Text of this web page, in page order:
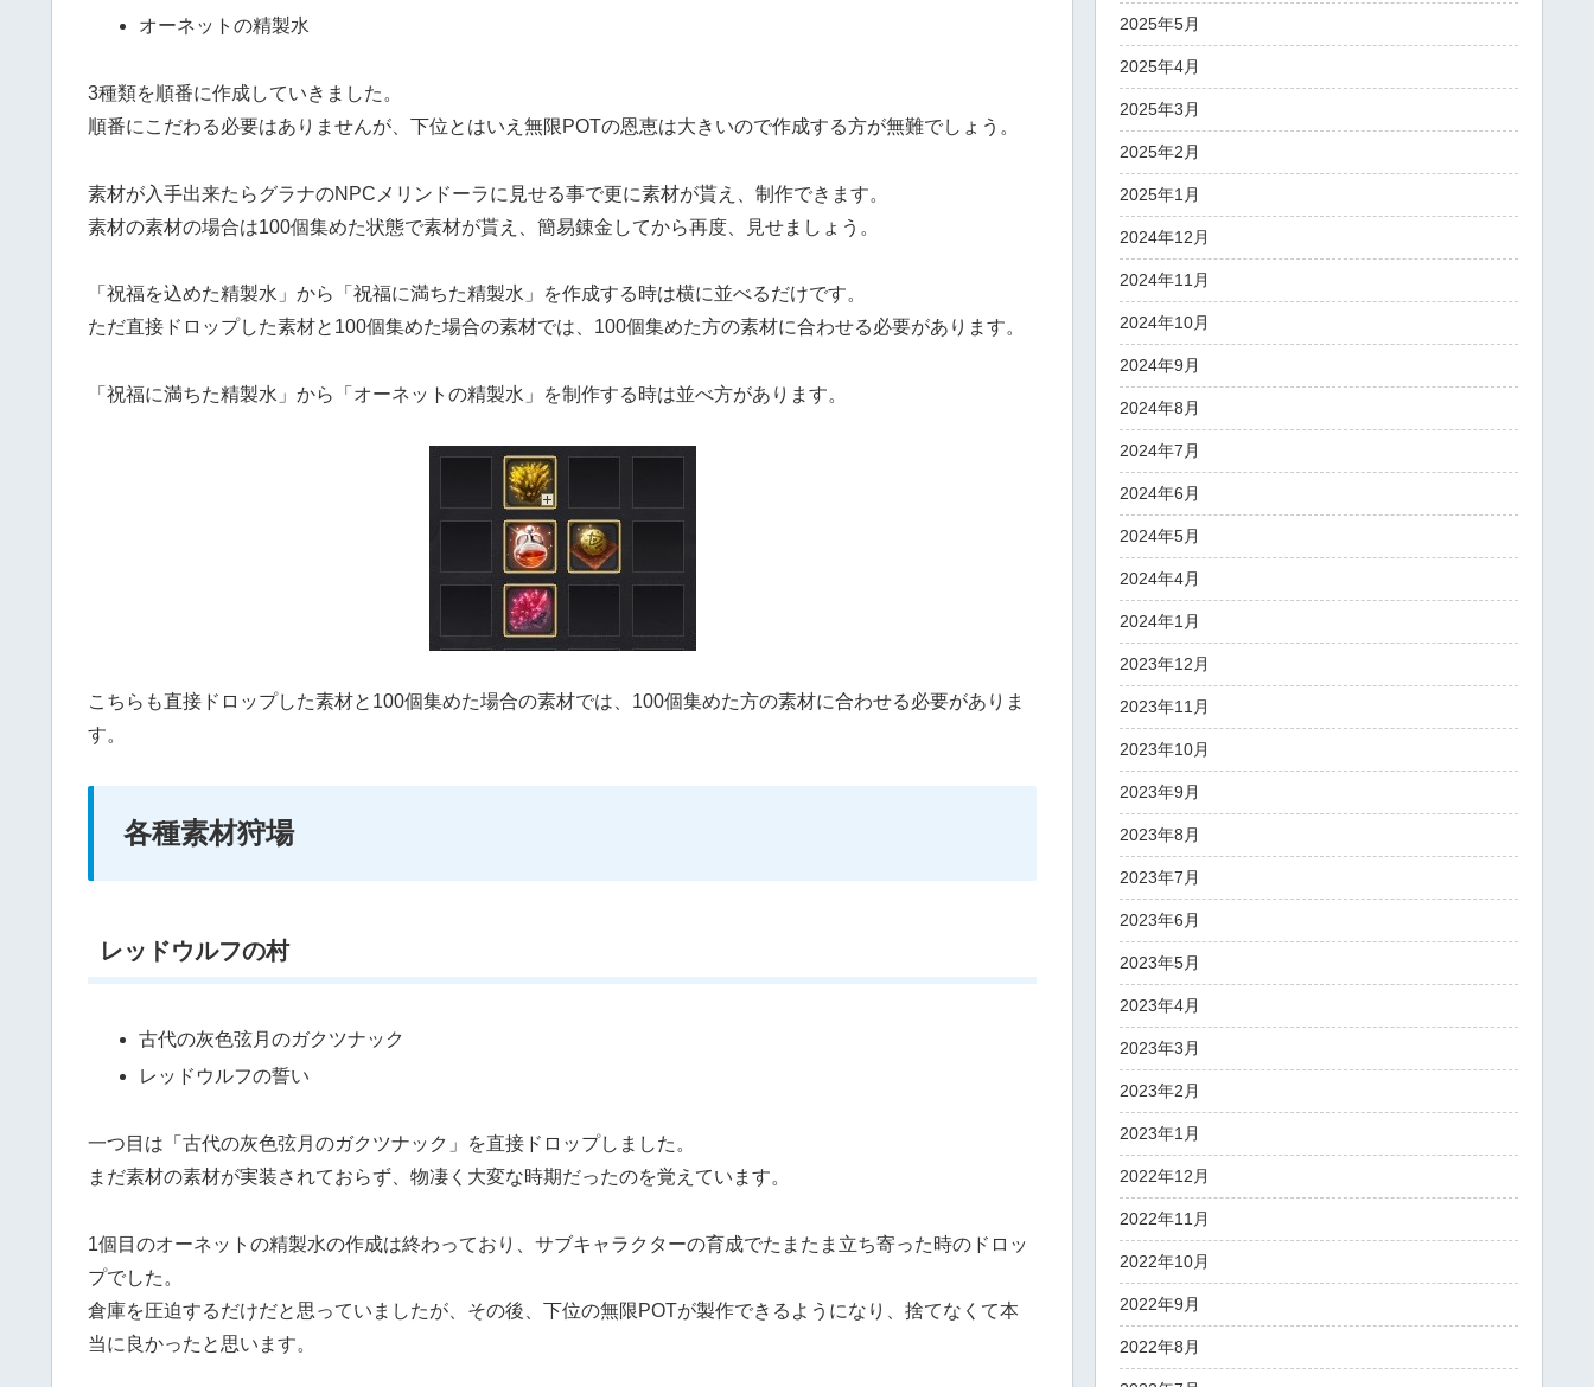
オーネットの精製水
3種類を順番に作成していきました。
順番にこだわる必要はありませんが、下位とはいえ無限POTの恩恵は大きいので作成する方が無難でしょう。
素材が入手出来たらグラナのNPCメリンドーラに見せる事で更に素材が貰え、制作できます。
素材の素材の場合は100個集めた状態で素材が貰え、簡易錬金してから再度、見せましょう。
「祝福を込めた精製水」から「祝福に満ちた精製水」を作成する時は横に並べるだけです。
ただ直接ドロップした素材と100個集めた場合の素材では、100個集めた方の素材に合わせる必要があります。
「祝福に満ちた精製水」から「オーネットの精製水」を制作する時は並べ方があります。
こちらも直接ドロップした素材と100個集めた場合の素材では、100個集めた方の素材に合わせる必要がありま
す。
各種素材狩場
レッドウルフの村
古代の灰色弦月のガクツナック
レッドウルフの誓い
一つ目は「古代の灰色弦月のガクツナック」を直接ドロップしました。
まだ素材の素材が実装されておらず、物凄く大変な時期だったのを覚えています。
1個目のオーネットの精製水の作成は終わっており、サブキャラクターの育成でたまたま立ち寄った時のドロッ
プでした。
倉庫を圧迫するだけだと思っていましたが、その後、下位の無限POTが製作できるようになり、捨てなくて本
当に良かったと思います。
2025年5月
2025年4月
2025年3月
2025年2月
2025年1月
2024年12月
2024年11月
2024年10月
2024年9月
2024年8月
2024年7月
2024年6月
2024年5月
2024年4月
2024年1月
2023年12月
2023年11月
2023年10月
2023年9月
2023年8月
2023年7月
2023年6月
2023年5月
2023年4月
2023年3月
2023年2月
2023年1月
2022年12月
2022年11月
2022年10月
2022年9月
2022年8月